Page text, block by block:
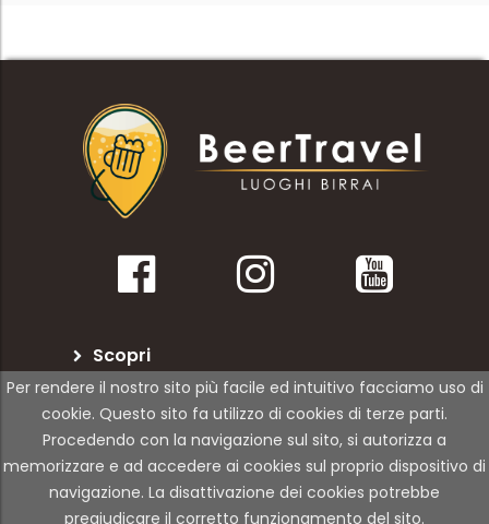
Per rendere il nostro sito più facile ed intuitivo facciamo uso di
cookie. Questo sito fa utilizzo di cookies di terze parti.
Procedendo con la navigazione sul sito, si autorizza a
memorizzare e ad accedere ai cookies sul proprio dispositivo di
navigazione. La disattivazione dei cookies potrebbe
pregiudicare il corretto funzionamento del sito.
Scopri
BeerTravel
Per le attività